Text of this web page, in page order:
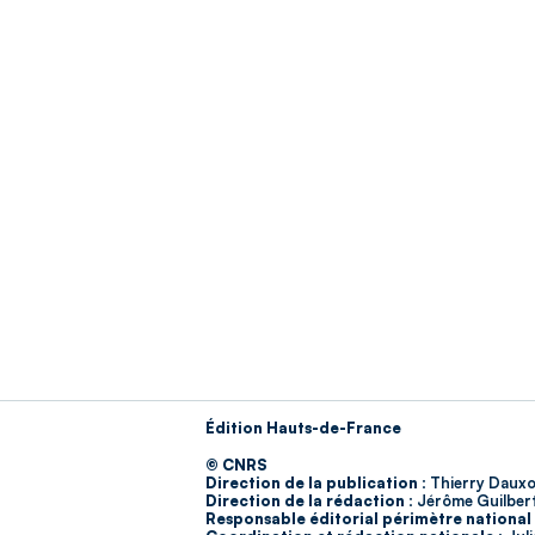
Édition Hauts-de-France
© CNRS
Direction de la publication : Thierry
Direction de la rédaction : Jérôme
Responsable éditorial périmètre national